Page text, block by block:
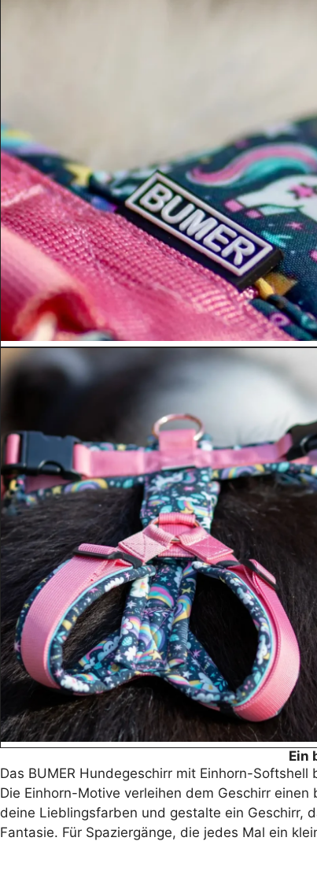
Ein
Das BUMER Hundegeschirr mit Einhorn-
Die Einhorn-Motive verleihen dem Geschirr
deine Lieblingsfarben und gestalte ein Geschirr,
Fantasie. Für Spaziergänge, die jedes Mal ein